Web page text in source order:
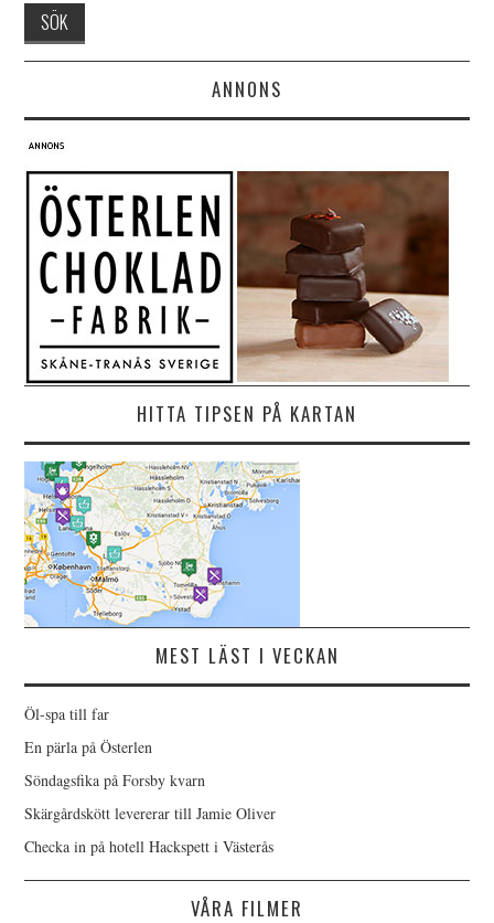
ANNONS
HITTA TIPSEN PÅ KARTAN
MEST LÄST I VECKAN
Öl-spa till far
En pärla på Österlen
Söndagsfika på Forsby kvarn
Skärgårdskött levererar till Jamie Oliver
Checka in på hotell Hackspett i Västerås
VÅRA FILMER